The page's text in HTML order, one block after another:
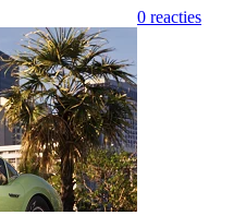
0 reacties